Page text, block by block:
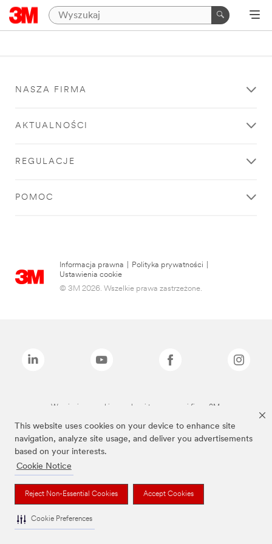
This website uses cookies on your device to enhance site
navigation, analyze site usage, and deliver you advertisements
based on your interests.
Cookie Notice
Reject Non-Essential Cookies Accept Cookies
Cookie Preferences
NASZA FIRMA
AKTUALNOŚCI
REGULACJE
POMOC
Informacja prawna Polityka prywatności
Ustawienia cookie
© 3M 2026. Wszelkie prawa zastrzeżone.
Wymienione marki są znakami towarowymi firmy 3M.